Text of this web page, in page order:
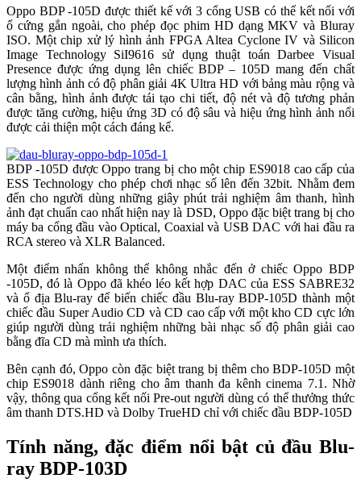
Oppo BDP -105D được thiết kế với 3 cổng USB có thể kết nối với
ổ cứng gắn ngoài, cho phép đọc phim HD dạng MKV và Bluray
ISO. Một chip xử lý hình ảnh FPGA Altea Cyclone IV và Silicon
Image Technology SiI9616 sử dụng thuật toán Darbee Visual
Presence được ứng dụng lên chiếc BDP – 105D mang đến chất
lượng hình ảnh có độ phân giải 4K Ultra HD với bảng màu rộng và
cân bằng, hình ảnh được tái tạo chi tiết, độ nét và độ tương phản
được tăng cường, hiệu ứng 3D có độ sâu và hiệu ứng hình ảnh nổi
được cải thiện một cách đáng kể.
BDP -105D được Oppo trang bị cho một chip ES9018 cao cấp của
ESS Technology cho phép chơi nhạc số lên đến 32bit. Nhằm đem
đến cho người dùng những giây phút trải nghiệm âm thanh, hình
ảnh đạt chuẩn cao nhất hiện nay là DSD, Oppo đặc biệt trang bị cho
máy ba cổng đầu vào Optical, Coaxial và USB DAC với hai đầu ra
RCA stereo và XLR Balanced.
Một điểm nhấn không thể không nhắc đến ở chiếc Oppo BDP
-105D, đó là Oppo đã khéo léo kết hợp DAC của ESS SABRE32
và ổ địa Blu-ray để biến chiếc đầu Blu-ray BDP-105D thành một
chiếc đầu Super Audio CD và CD cao cấp với một kho CD cực lớn
giúp người dùng trải nghiệm những bài nhạc số độ phân giải cao
bằng đĩa CD mà mình ưa thích.
Bên cạnh đó, Oppo còn đặc biệt trang bị thêm cho BDP-105D một
chip ES9018 dành riêng cho âm thanh đa kênh cinema 7.1. Nhờ
vậy, thông qua cổng kết nối Pre-out người dùng có thể thưởng thức
âm thanh DTS.HD và Dolby TrueHD chỉ với chiếc đầu BDP-105D
Tính năng, đặc điểm nổi bật củ đầu Blu-
ray BDP-103D